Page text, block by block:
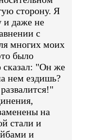
сторону. Я
и даже не
с
многих моих
было
сказал: "Он же
нем ездишь?
на
стали и
и